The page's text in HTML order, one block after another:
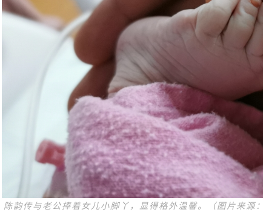
陈韵传与老公捧着女儿小脚丫，显得格外温馨。（图片来源